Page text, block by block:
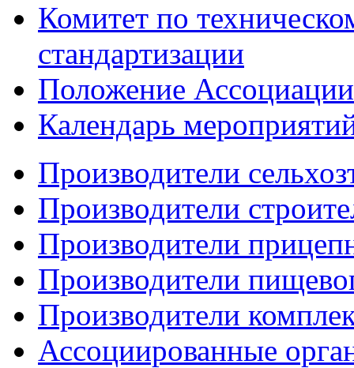
Комитет по
стандартизации
Положение
Календарь
Производители
Производители
Производители
Производители
Производители
Ассоциированные